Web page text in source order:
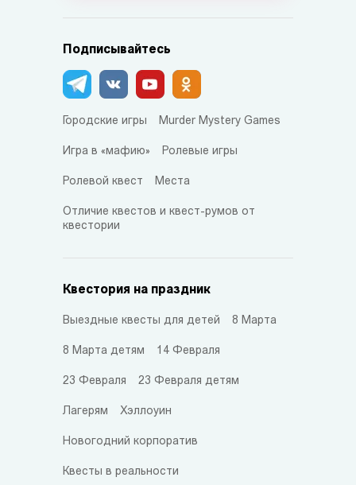
Подписывайтесь
Городские игры Murder Mystery Games
Игра в «мафию» Ролевые игры
Ролевой квест Места
Отличие квестов и квест-румов от
квестории
Квестория на праздник
Выездные квесты для детей 8 Марта
8 Марта детям 14 Февраля
23 Февраля 23 Февраля детям
Лагерям Хэллоуин
Новогодний корпоратив
Квесты в реальности